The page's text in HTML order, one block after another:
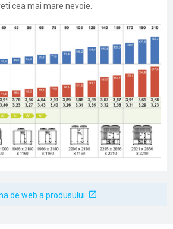
cea mai mare nevoie.
de web a produsului